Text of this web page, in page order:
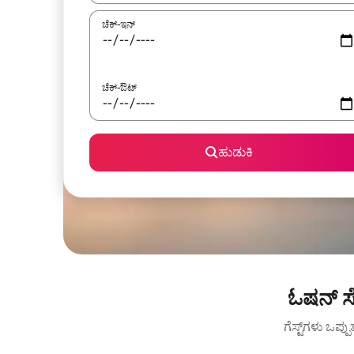
ಚೆಕ್-ಇನ್
ಚೆಕ್-ಔಟ್
ಹುಡುಕಿ
ಓಷನ್
ಗೆಸ್ಟ್‌ಗಳು